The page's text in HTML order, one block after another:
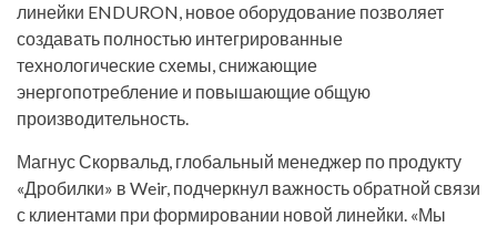
линейки ENDURON, новое оборудование позволяет
создавать полностью интегрированные
технологические схемы, снижающие
энергопотребление и повышающие общую
производительность.
Магнус Скорвальд, глобальный менеджер по продукту
«Дробилки» в Weir, подчеркнул важность обратной связи
с клиентами при формировании новой линейки. «Мы